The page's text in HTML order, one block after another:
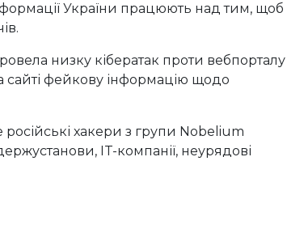
України працюють над тим, щоб
низку кібератак проти вебпорталу
сайті фейкову інформацію щодо
російські хакери з групи Nobelium
IT-компанії, неурядові